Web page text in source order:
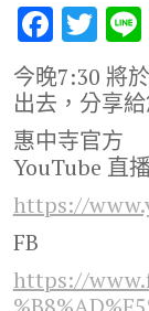
F
ac
e
b
o
o
T
w
it
te
r
今晚7:30 將
出去，分享
惠中寺官方
YouTube 直
https://
FB
https://